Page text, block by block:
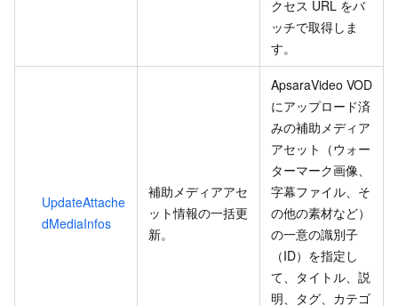
クセス URL をバ
ッチで取得しま
す。
UpdateAttache
dMediaInfos
補助メディアアセ
ット情報の一括更
新。
ApsaraVideo VOD
にアップロード済
みの補助メディア
アセット（ウォー
ターマーク画像、
字幕ファイル、そ
の他の素材など）
の一意の識別子
（ID）を指定し
て、タイトル、説
明、タグ、カテゴ